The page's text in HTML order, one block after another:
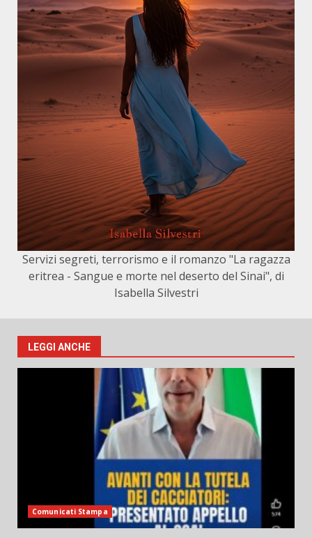
Servizi segreti, terrorismo e il romanzo "La ragazza
eritrea - Sangue e morte nel deserto del Sinai", di
Isabella Silvestri
LEGGI ANCHE
Comunicati Stampa